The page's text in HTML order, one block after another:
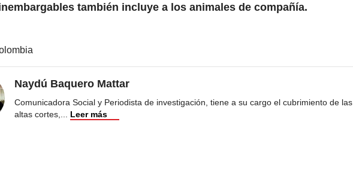
también incluye a los animales de compañía.
Naydú Baquero Mattar
Comunicadora Social y Periodista de investigación, tiene a su cargo el cubrimiento de las
altas cortes,... Leer más